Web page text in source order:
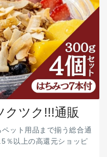
クツク!!!通販
ット用品まで揃う総合通
％以上の高還元ショッピ